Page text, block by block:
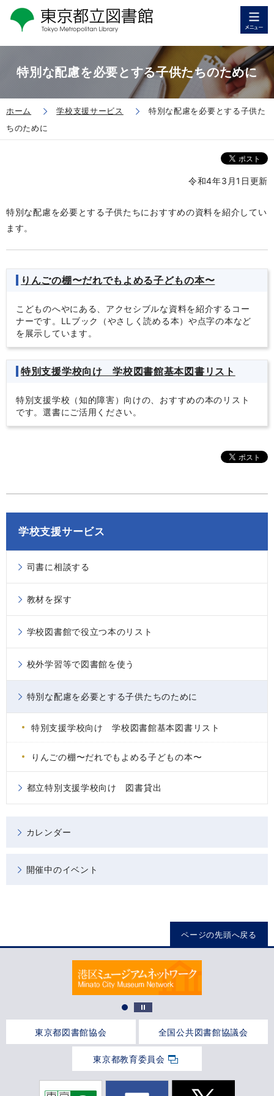
特別な配慮を必要とする子供たちのために
ホーム 学校支援サービス
特別な配慮を必要とする子供た
ちのために
令和4年3月1日更新
特別な配慮を必要とする子供たちにおすすめの資料を紹介してい
ます。
りんごの棚〜だれでもよめる子どもの本〜
こどものへやにある、アクセシブルな資料を紹介するコー
ナーです。LLブック（やさしく読める本）や点字の本など
を展示しています。
特別支援学校向け 学校図書館基本図書リスト
特別支援学校（知的障害）向けの、おすすめの本のリスト
です。選書にご活用ください。
学校支援サービス
司書に相談する
教材を探す
学校図書館で役立つ本のリスト
校外学習等で図書館を使う
特別な配慮を必要とする子供たちのために
特別支援学校向け 学校図書館基本図書リスト
りんごの棚〜だれでもよめる子どもの本〜
都立特別支援学校向け 図書貸出
カレンダー
開催中のイベント
ページの先頭へ戻る
東京都図書館協会 全国公共図書館協議会
東京都教育委員会